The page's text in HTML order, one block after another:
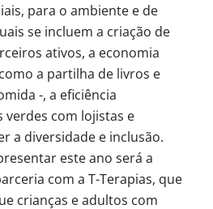
para o ambiente e de
se incluem a criação de
ativos, a economia
a partilha de livros e
-, a eficiência
com lojistas e
a diversidade e inclusão.
este ano será a
com a T-Terapias, que
crianças e adultos com